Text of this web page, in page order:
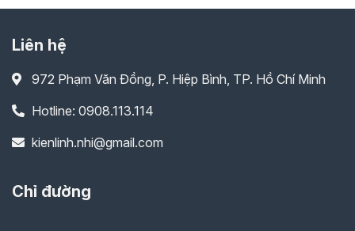
Liên hệ
972 Phạm Văn Đồng, P. Hiệp Bình, TP. Hồ Chí Minh
Hotline: 0908.113.114
kienlinh.nhi@gmail.com
Chỉ đường